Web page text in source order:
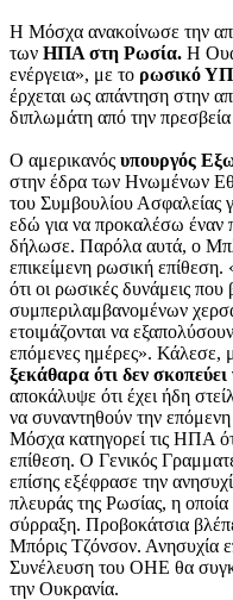
Η Μόσχα ανακοίνωσε την
των ΗΠΑ στη Ρωσία. Η
ενέργεια», με το ρωσικό
έρχεται ως απάντηση στην
διπλωμάτη από την
Ο αμερικανός υπουργός
στην έδρα των Ηνωμένων
του Συμβουλίου Ασφαλείας
εδώ για να προκαλέσω έναν
δήλωσε. Παρόλα αυτά, ο
επικείμενη ρωσική
ότι οι ρωσικές δυνάμεις
συμπεριλαμβανομένων
ετοιμάζονται να
επόμενες ημέρες». Κάλεσε,
ξεκάθαρα ότι δεν
αποκάλυψε ότι έχει ήδη
να συναντηθούν την
Μόσχα κατηγορεί τις ΗΠΑ
επίθεση. Ο Γενικός
επίσης εξέφρασε την
πλευράς της Ρωσίας, η
σύρραξη. Προβοκάτσια
Μπόρις Τζόνσον. Ανησυχία
Συνέλευση του ΟΗΕ θα
την Ουκρανία.